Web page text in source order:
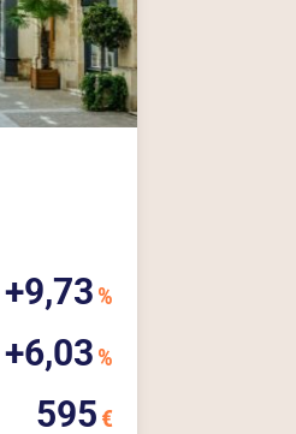
+9,73 %
+6,03 %
595 €